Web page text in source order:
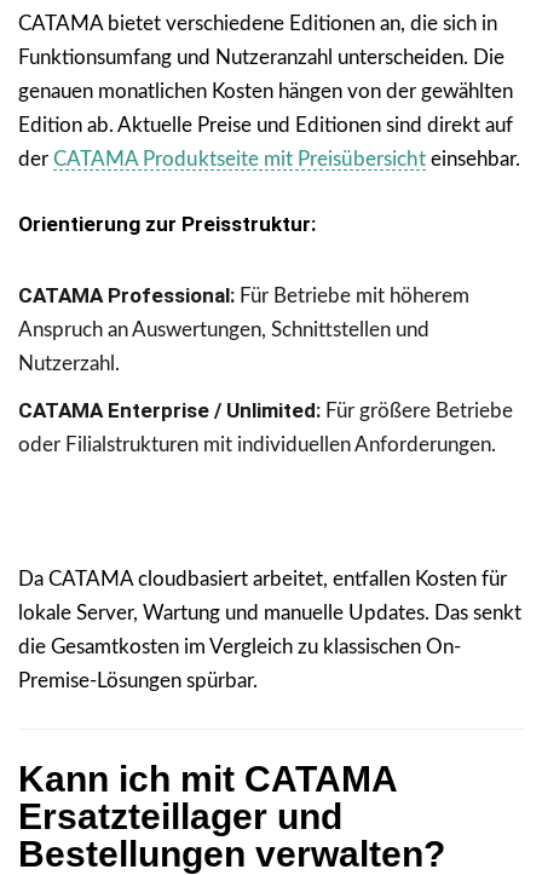
CATAMA bietet verschiedene Editionen an, die sich in
Funktionsumfang und Nutzeranzahl unterscheiden. Die
genauen monatlichen Kosten hängen von der gewählten
Edition ab. Aktuelle Preise und Editionen sind direkt auf
der CATAMA Produktseite mit Preisübersicht einsehbar.
Orientierung zur Preisstruktur:
CATAMA Professional: Für Betriebe mit höherem
Anspruch an Auswertungen, Schnittstellen und
Nutzerzahl.
CATAMA Enterprise / Unlimited: Für größere Betriebe
oder Filialstrukturen mit individuellen Anforderungen.
Da CATAMA cloudbasiert arbeitet, entfallen Kosten für
lokale Server, Wartung und manuelle Updates. Das senkt
die Gesamtkosten im Vergleich zu klassischen On-
Premise-Lösungen spürbar.
Kann ich mit CATAMA
Ersatzteillager und
Bestellungen verwalten?